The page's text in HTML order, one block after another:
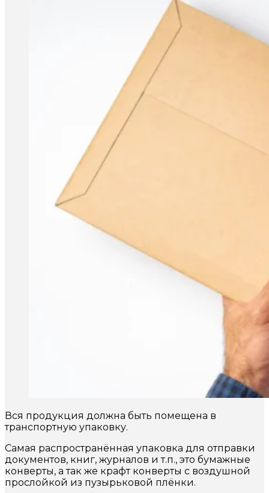
Вся продукция должна быть помещена в
транспортную упаковку.
Самая распространённая упаковка для отправки
документов, книг, журналов и т.п., это бумажные
конверты, а так же крафт конверты с воздушной
прослойкой из пузырьковой плёнки.